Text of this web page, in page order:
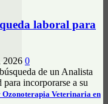
Veterinaria en
laboral para
2026 0
de un Analista
incorporarse a su